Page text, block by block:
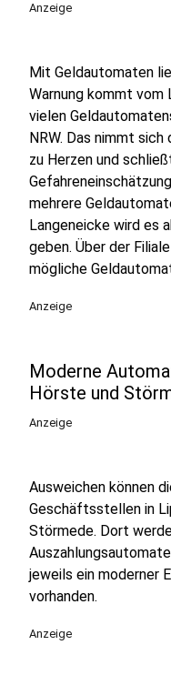
Anzeige
Mit Geldautomaten
Warnung kommt vom
vielen
NRW. Das nimmt
zu Herzen und
mehrere
Langeneicke wird es
geben. Über der
mögliche
Anzeige
Moderne
Hörste und
Anzeige
Ausweichen können
Geschäftsstellen in
Störmede. Dort
jeweils ein moderner
vorhanden.
Anzeige